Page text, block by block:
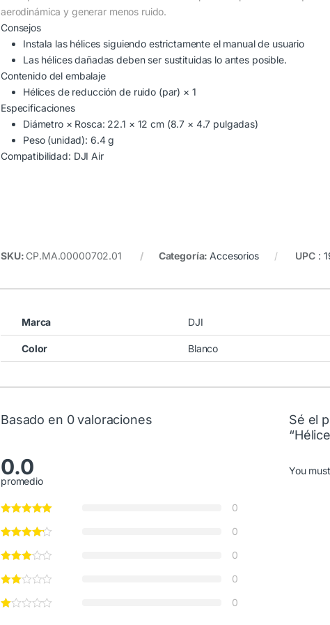
aerodinámica y generar menos ruido.
Consejos
Instala las hélices siguiendo estrictamente el manual de usuario
Las hélices dañadas deben ser sustituidas lo antes posible.
Contenido del embalaje
Hélices de reducción de ruido (par) × 1
Especificaciones
Diámetro × Rosca: 22.1 × 12 cm (8.7 × 4.7 pulgadas)
Peso (unidad): 6.4 g
Compatibilidad: DJI Air
SKU: CP.MA.00000702.01 Categoría:Accesorios UPC :
Marca DJI
Color Blanco
Basado en 0 valoraciones
0.0
promedio
0
0
0
0
0
Sé el
You